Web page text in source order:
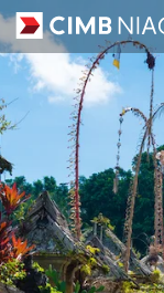
Personal